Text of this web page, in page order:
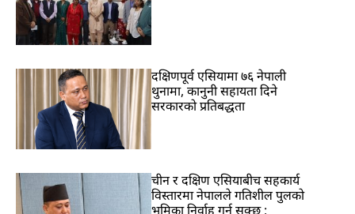
दक्षिणपूर्व एसियामा ७६ नेपाली
थुनामा, कानुनी सहायता दिने
सरकारको प्रतिबद्धता
चीन र दक्षिण एसियाबीच सहकार्य
विस्तारमा नेपालले गतिशील पुलको
भूमिका निर्वाह गर्न सक्छ :